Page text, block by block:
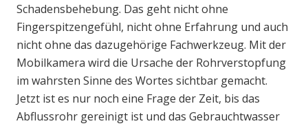
Schadensbehebung. Das geht nicht ohne
Fingerspitzengefühl, nicht ohne Erfahrung und auch
nicht ohne das dazugehörige Fachwerkzeug. Mit der
Mobilkamera wird die Ursache der Rohrverstopfung
im wahrsten Sinne des Wortes sichtbar gemacht.
Jetzt ist es nur noch eine Frage der Zeit, bis das
Abflussrohr gereinigt ist und das Gebrauchtwasser